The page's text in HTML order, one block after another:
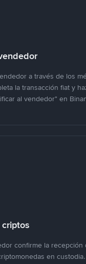
a través de los
la transacción fiat y
al vendedor" en
confirme la recepción
en custodia.